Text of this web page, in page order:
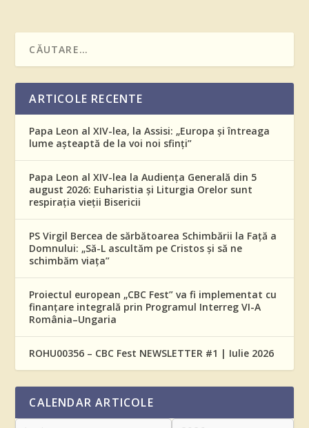
ARTICOLE RECENTE
Papa Leon al XIV-lea, la Assisi: „Europa și întreaga
lume așteaptă de la voi noi sfinți”
Papa Leon al XIV-lea la Audiența Generală din 5
august 2026: Euharistia și Liturgia Orelor sunt
respirația vieții Bisericii
PS Virgil Bercea de sărbătoarea Schimbării la Față a
Domnului: „Să-L ascultăm pe Cristos și să ne
schimbăm viața”
Proiectul european „CBC Fest” va fi implementat cu
finanțare integrală prin Programul Interreg VI-A
România–Ungaria
ROHU00356 – CBC Fest NEWSLETTER #1 | Iulie 2026
CALENDAR ARTICOLE